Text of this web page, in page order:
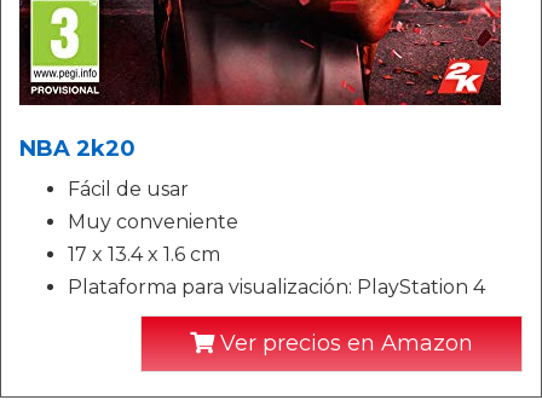
NBA 2k20
Fácil de usar
Muy conveniente
17 x 13.4 x 1.6 cm
Plataforma para visualización: PlayStation 4
Ver precios en Amazon